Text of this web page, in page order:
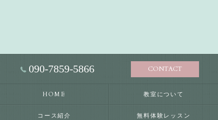
090-7859-5866 CONTACT
HOME 教室について
コース紹介 無料体験レッスン